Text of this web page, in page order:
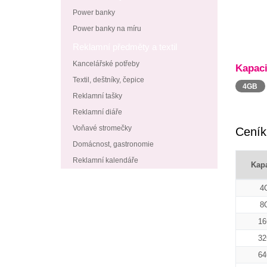
4GB
Power banky
Power banky na míru
Kancelářské potřeby
Textil, deštníky, čepice
Reklamní tašky
Reklamní diáře
Voňavé stromečky
Domácnost, gastronomie
Reklamní kalendáře